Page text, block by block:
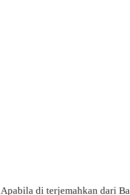
Apabila di terjemahkan dari